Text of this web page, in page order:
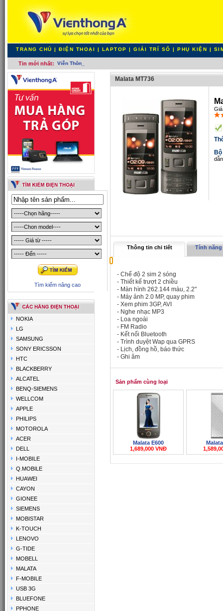
TRANG CHỦ | ĐIỆN THOẠI | LAPTOP | GIẢI TRÍ SỐ | PHỤ KIỆN |
Tin mới nhất: Viễn Thông A: Tưn_
Tìm kiếm nâng cao
NOKIA
LG
SAMSUNG
SONY ERICSSON
HTC
BLACKBERRY
ALCATEL
BENQ-SIEMENS
WELLCOM
APPLE
PHILIPS
MOTOROLA
ACER
DELL
I-MOBILE
Q.MOBILE
HUAWEI
CAYON
GIONEE
SIEMENS
MOBISTAR
K-TOUCH
LENOVO
G-TIDE
MOBELL
MALATA
F-MOBILE
USB 3G
BLUEFONE
PPHONE
Malata MT736
Thông tin chi tiết Tính
- Chế độ 2 sim 2 sóng
- Thiết kế trượt 2 chiều
- Màn hình 262.144 màu, 2.2"
- Máy ảnh 2.0 MP, quay phim
- Xem phim 3GP, AVI
- Nghe nhạc MP3
- Loa ngoài
- FM Radio
- Kết nối Bluetooth
- Trình duyệt Wap qua GPRS
- Lịch, đồng hồ, báo thức
- Ghi âm
Sản phẩm cùng loại
Malata E600
1,689,000 VNĐ